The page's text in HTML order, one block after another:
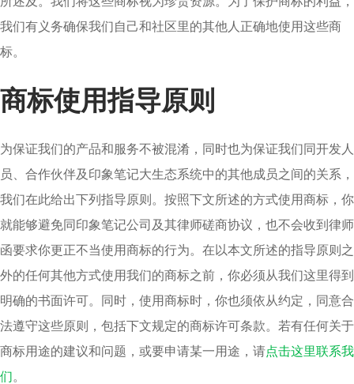
我们有义务确保我们自己和社区里的其他人正确地使用这些商
标。
商标使用指导原则
为保证我们的产品和服务不被混淆，同时也为保证我们同开发人
员、合作伙伴及印象笔记大生态系统中的其他成员之间的关系，
我们在此给出下列指导原则。按照下文所述的方式使用商标，你
就能够避免同印象笔记公司及其律师磋商协议，也不会收到律师
函要求你更正不当使用商标的行为。在以本文所述的指导原则之
外的任何其他方式使用我们的商标之前，你必须从我们这里得到
明确的书面许可。同时，使用商标时，你也须依从约定，同意合
法遵守这些原则，包括下文规定的商标许可条款。若有任何关于
商标用途的建议和问题，或要申请某一用途，请点击这里联系我
们。